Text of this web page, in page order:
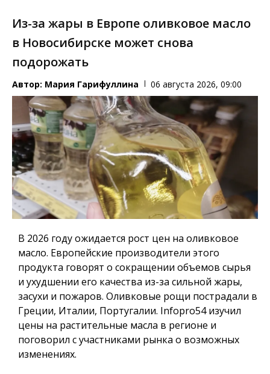
Из-за жары в Европе оливковое масло
в Новосибирске может снова
подорожать
Автор: Мария Гарифуллина 06 августа 2026, 09:00
В 2026 году ожидается рост цен на оливковое
масло. Европейские производители этого
продукта говорят о сокращении объемов сырья
и ухудшении его качества из-за сильной жары,
засухи и пожаров. Оливковые рощи пострадали в
Греции, Италии, Португалии. Infopro54изучил
цены на растительные масла в регионе и
поговорил с участниками рынка о возможных
изменениях.